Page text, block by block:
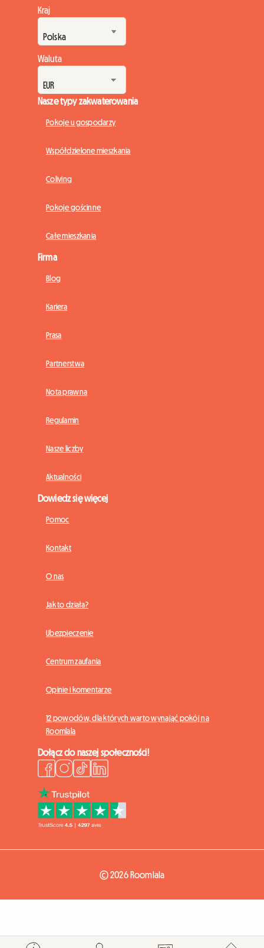
Kraj
Waluta
Nasze typy zakwaterowania
Pokoje u gospodarzy
Współdzielone mieszkania
Coliving
Pokoje gościnne
Całe mieszkania
Firma
Blog
Kariera
Prasa
Partnerstwa
Nota prawna
Regulamin
Nasze liczby
Aktualności
Dowiedz się więcej
Pomoc
Kontakt
O nas
Jak to działa?
Ubezpieczenie
Centrum zaufania
Opinie i komentarze
12 powodów, dla których warto wynająć pokój na
Roomlala
Dołącz do naszej społeczności!
© 2026 Roomlala